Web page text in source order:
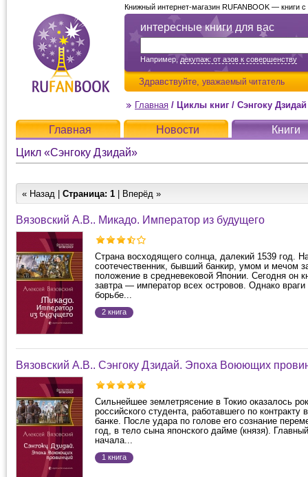
интересные книги для вас
Например,декупаж: от азов к совершенству
Здравствуйте, уважаемый читатель
Книжный интернет-магазин RUFANBOOK — книги
Главная / Циклы книг / Сэнгоку Дзидай
Главная Новости
Книги
Цикл «Сэнгоку Дзидай»
« Назад | Страница: 1 | Вперёд »
Вязовский А.В.. Микадо. Император из будущего
Страна восходящего солнца, далекий 1539 год.
соотечественник, бывший банкир, умом и мечом
положение в средневековой Японии. Сегодня он
завтра — император всех островов. Однако
борьбе...
2 книга
Вязовский А.В.. Сэнгоку Дзидай. Эпоха Воюющих
Сильнейшее землетрясение в Токио оказалось
российского студента, работавшего по контракту
банке. После удара по голове его сознание
год, в тело сына японского дайме (князя).
начала...
1 книга